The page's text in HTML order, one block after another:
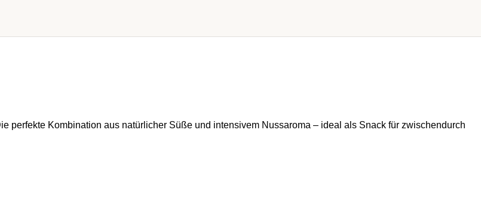
perfekte Kombination aus natürlicher Süße und intensivem Nussaroma – ideal als Snack für zwischendurch